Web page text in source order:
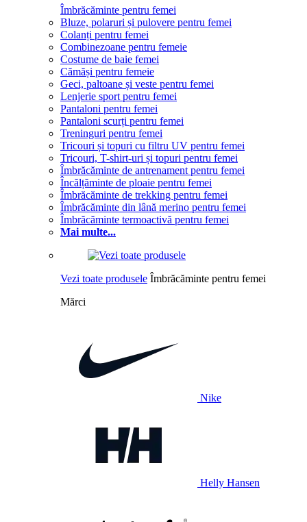
Îmbrăcăminte pentru femei
Bluze, polaruri și pulovere pentru femei
Colanți pentru femei
Combinezoane pentru femeie
Costume de baie femei
Cămăși pentru femeie
Geci, paltoane și veste pentru femei
Lenjerie sport pentru femei
Pantaloni pentru femei
Pantaloni scurți pentru femei
Treninguri pentru femei
Tricouri și topuri cu filtru UV pentru femei
Tricouri, T-shirt-uri și topuri pentru femei
Îmbrăcăminte de antrenament pentru femei
Încălțăminte de ploaie pentru femei
Îmbrăcăminte de trekking pentru femei
Îmbrăcăminte din lână merino pentru femei
Îmbrăcăminte termoactivă pentru femei
Mai multe...
Vezi toate produsele Îmbrăcăminte pentru femei
Mărci
Nike
Helly Hansen